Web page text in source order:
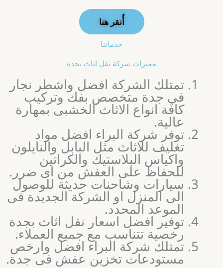
أُنقر هنا
خدماتنا
مميزات شركة نقل اثاث بجدة
تمتلك الشركة افضل واشطر نجار
في جدة متخصص بفك وتركيب
كافة انواع الاثاث الخشبى بمهارة
عالية.
توفر شركة البراء افضل مواد
تغليف للاثاث مثل البابل والنايلون
واكياس البلاستيك والكراتين
للحفاظ على العفش من اى ضرر.
سيارات وشاحنات حديثة للوصول
الى المنزل او الشركة الجديدة فى
الموعد المحدد.
توفير افضل اسعار نقل اثاث بجدة
رخصية تتناسب مع جميع العملاء.
تمتلك شركة البراء افضل وارخص
مستودعات تخزين عفش فى جدة.